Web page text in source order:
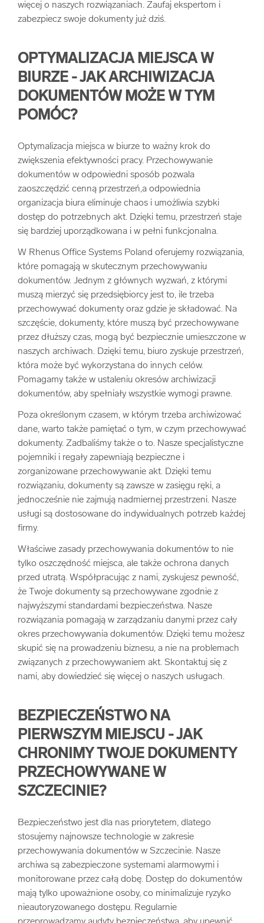
więcej o naszych rozwiązaniach. Zaufaj ekspertom i
zabezpiecz swoje dokumenty już dziś.
OPTYMALIZACJA MIEJSCA W
BIURZE - JAK ARCHIWIZACJA
DOKUMENTÓW MOŻE W TYM
POMÓC?
Optymalizacja miejsca w biurze to ważny krok do
zwiększenia efektywności pracy. Przechowywanie
dokumentów w odpowiedni sposób pozwala
zaoszczędzić cenną przestrzeń,a odpowiednia
organizacja biura eliminuje chaos i umożliwia szybki
dostęp do potrzebnych akt. Dzięki temu, przestrzeń staje
się bardziej uporządkowana i w pełni funkcjonalna.
W Rhenus Office Systems Poland oferujemy rozwiązania,
które pomagają w skutecznym przechowywaniu
dokumentów. Jednym z głównych wyzwań, z którymi
muszą mierzyć się przedsiębiorcy jest to, ile trzeba
przechowywać dokumenty oraz gdzie je składować. Na
szczęście, dokumenty, które muszą być przechowywane
przez dłuższy czas, mogą być bezpiecznie umieszczone w
naszych archiwach. Dzięki temu, biuro zyskuje przestrzeń,
która może być wykorzystana do innych celów.
Pomagamy także w ustaleniu okresów archiwizacji
dokumentów, aby spełniały wszystkie wymogi prawne.
Poza określonym czasem, w którym trzeba archiwizować
dane, warto także pamiętać o tym, w czym przechowywać
dokumenty. Zadbaliśmy także o to. Nasze specjalistyczne
pojemniki i regały zapewniają bezpieczne i
zorganizowane przechowywanie akt. Dzięki temu
rozwiązaniu, dokumenty są zawsze w zasięgu ręki, a
jednocześnie nie zajmują nadmiernej przestrzeni. Nasze
usługi są dostosowane do indywidualnych potrzeb każdej
firmy.
Właściwe zasady przechowywania dokumentów to nie
tylko oszczędność miejsca, ale także ochrona danych
przed utratą. Współpracując z nami, zyskujesz pewność,
że Twoje dokumenty są przechowywane zgodnie z
najwyższymi standardami bezpieczeństwa. Nasze
rozwiązania pomagają w zarządzaniu danymi przez cały
okres przechowywania dokumentów. Dzięki temu możesz
skupić się na prowadzeniu biznesu, a nie na problemach
związanych z przechowywaniem akt. Skontaktuj się z
nami, aby dowiedzieć się więcej o naszych usługach.
BEZPIECZEŃSTWO NA
PIERWSZYM MIEJSCU - JAK
CHRONIMY TWOJE DOKUMENTY
PRZECHOWYWANE W
SZCZECINIE?
Bezpieczeństwo jest dla nas priorytetem, dlatego
stosujemy najnowsze technologie w zakresie
przechowywania dokumentów w Szczecinie. Nasze
archiwa są zabezpieczone systemami alarmowymi i
monitorowane przez całą dobę. Dostęp do dokumentów
mają tylko upoważnione osoby, co minimalizuje ryzyko
nieautoryzowanego dostępu. Regularnie